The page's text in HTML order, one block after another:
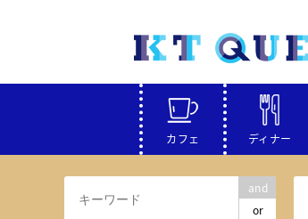
カフェ ディナー
and
or